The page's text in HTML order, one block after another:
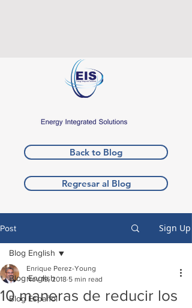
Back to Blog
Regresar al Blog
Post Sign Up
Blog English
Blog Español
Blog English
10 maneras de reducir los
Enrique Perez-Young
Nov 19, 2018 5 min read